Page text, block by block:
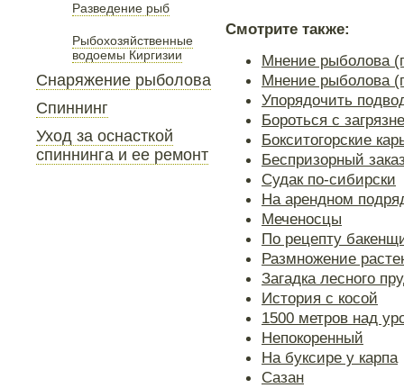
Разведение рыб
Рыбохозяйственные
водоемы Киргизии
Снаряжение рыболова
Спиннинг
Уход за оснасткой
спиннинга и ее ремонт
Смотрите также:
Мнение рыболова
Мнение рыболова
Упорядочить
Бороться с
Бокситогорские
Беспризорный
Судак по-сибирски
На арендном
Меченосцы
По рецепту
Размножение
Загадка лесного
История с косой
1500 метров над
Непокоренный
На буксире у карпа
Сазан